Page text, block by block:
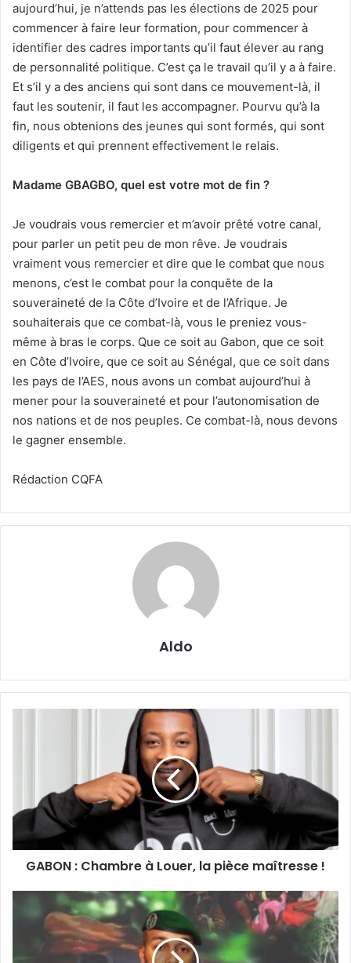
aujourd’hui, je n’attends pas les élections de 2025 pour
commencer à faire leur formation, pour commencer à
identifier des cadres importants qu’il faut élever au rang
de personnalité politique. C’est ça le travail qu’il y a à faire.
Et s’il y a des anciens qui sont dans ce mouvement-là, il
faut les soutenir, il faut les accompagner. Pourvu qu’à la
fin, nous obtenions des jeunes qui sont formés, qui sont
diligents et qui prennent effectivement le relais.
Madame GBAGBO, quel est votre mot de fin ?
Je voudrais vous remercier et m’avoir prêté votre canal,
pour parler un petit peu de mon rêve. Je voudrais
vraiment vous remercier et dire que le combat que nous
menons, c’est le combat pour la conquête de la
souveraineté de la Côte d’Ivoire et de l’Afrique. Je
souhaiterais que ce combat-là, vous le preniez vous-
même à bras le corps. Que ce soit au Gabon, que ce soit
en Côte d’Ivoire, que ce soit au Sénégal, que ce soit dans
les pays de l’AES, nous avons un combat aujourd’hui à
mener pour la souveraineté et pour l’autonomisation de
nos nations et de nos peuples. Ce combat-là, nous devons
le gagner ensemble.
Rédaction CQFA
Aldo
pièce
maîtresse !
GABON : Chambre à Louer, la pièce maîtresse !
GABON